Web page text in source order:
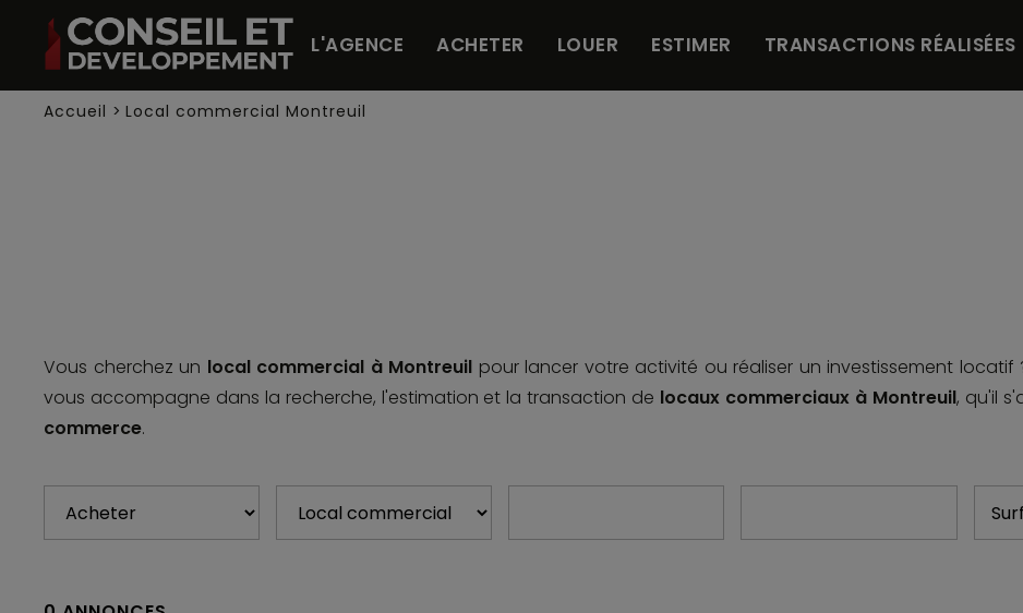
L'AGENCE ACHETER LOUER ESTIMER TRANSACTIONS RÉALISÉES
Accueil > Local commercial Montreuil
Vous cherchez un local commercial à Montreuil pour lancer votre activité ou réaliser un investissement locatif
vous accompagne dans la recherche, l'estimation et la transaction de locaux commerciaux à Montreuil, qu'il
commerce.
20e arrondissement de Paris, elle connaît une transformation profonde qui redessine son paysage commercial et